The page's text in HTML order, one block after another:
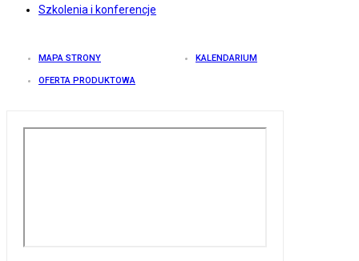
Szkolenia i konferencje
MAPA STRONY KALENDARIUM
OFERTA PRODUKTOWA